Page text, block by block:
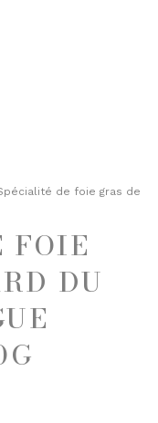
de foie gras de
FOIE
DU